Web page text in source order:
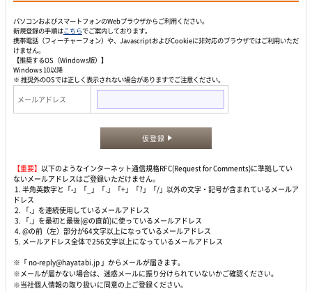
パソコンおよびスマートフォンのWebプラウザからご利用ください。
新規登録の手順はこちらでご案内しております。
携帯電話（フィーチャーフォン）や、JavascriptおよびCookieに非対応のブラウザではご利用いただ
けません。
【推奨するOS（Windows版）】
Windows 10以降
※ 推奨外のOSでは正しく表示されない場合がありますでご注意ください。
メールアドレス
仮登録
【重要】 以下のようなインターネット通信規格RFC(Request for Comments)に準拠してい
ないメールアドレスはご登録いただけません。
1. 半角英数字と「-」「_」「.」「+」「?」「/」以外の文字・記号が含まれているメールア
ドレス
2. 「.」を連続使用しているメールアドレス
3. 「.」を最初と最後(@の直前)に使っているメールアドレス
4. @の前（左）部分が64文字以上になっているメールアドレス
5. メールアドレス全体で256文字以上になっているメールアドレス
※「 no-reply@hayatabi.jp 」からメールが届きます。
※メールが届かない場合は、迷惑メールに振り分けられていないかご確認ください。
※当社個人情報の取り扱いに同意の上ご登録ください。